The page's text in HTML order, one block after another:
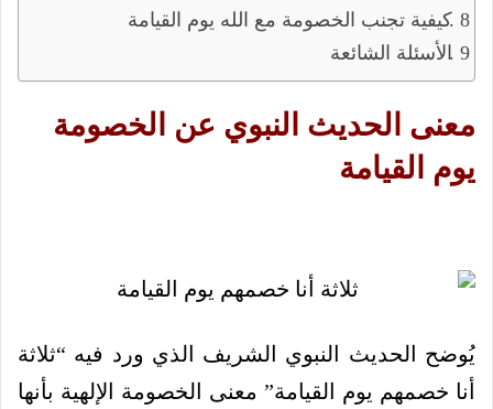
كيفية تجنب الخصومة مع الله يوم القيامة
الأسئلة الشائعة
معنى الحديث النبوي عن الخصومة
يوم القيامة
يُوضح الحديث النبوي الشريف الذي ورد فيه “ثلاثة
أنا خصمهم يوم القيامة” معنى الخصومة الإلهية بأنها